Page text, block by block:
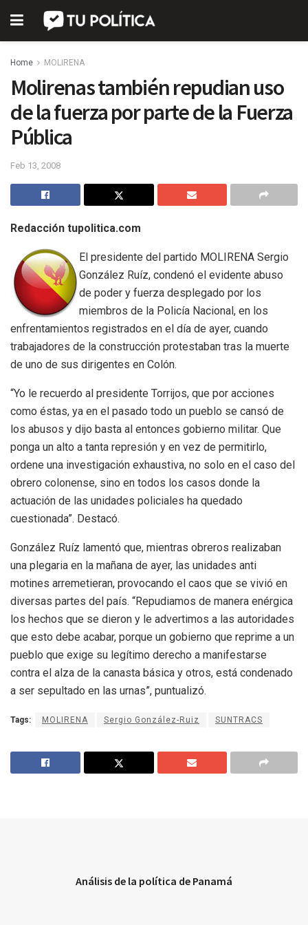
Home MOLIRENA
Molirenas también repudian uso
de la fuerza por parte de la Fuerza
Pública
Feb 13, 2008
Redacción tupolitica.com
El presidente del partido MOLIRENA Sergio
González Ruíz, condenó el evidente abuso
de poder y fuerza desplegado por los
miembros de la Policía Nacional, en los
enfrentamientos registrados en el día de ayer, cuando
trabajadores de la construcción protestaban tras la muerte
de uno de sus dirigentes en Colón.
“Yo le recuerdo al presidente Torrijos, que por acciones
como éstas, ya en el pasado todo un pueblo se cansó de
los abusos y dijo basta al entonces gobierno militar. Que
ponga un alto a tanta represión y en vez de permitirlo,
ordene una investigación exhaustiva, no solo en el caso del
obrero colonense, sino en todos los casos donde la
actuación de las unidades policiales ha quedado
cuestionada”. Destacó.
González Ruíz lamentó que, mientras obreros realizaban
una plegaria en la mañana de ayer, las unidades anti
motines arremetieran, provocando el caos que se vivió en
diversas partes del país. “Repudiamos de manera enérgica
los hechos que se dieron y le advertimos a las autoridades
que esto debe acabar, porque un gobierno que reprime a un
pueblo que exige su legítimo derecho a manifestarse
contra el alza de la canasta básica y otros, está condenado
a ser sepultado en las urnas”, puntualizó.
Tags: MOLIRENA Sergio González-Ruiz SUNTRACS
Análisis de la política de Panamá